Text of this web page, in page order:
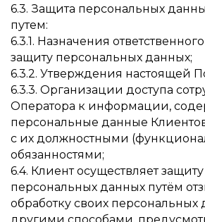
6.3. Защита персональных
путем:
6.3.1. Назначения
защиту персональных данных;
6.3.2. Утверждения настоящей
6.3.3. Организации доступа
Оператора к информации,
персональные данные
с их должностными
обязанностями;
6.4. Клиент осуществляет
персональных данных путём
обработку своих персональных